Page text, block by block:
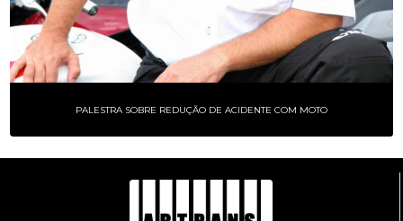
PALESTRA SOBRE REDUÇÃO DE ACIDENTE COM MOTO